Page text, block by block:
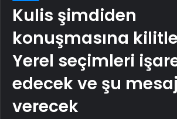
Kulis şimdiden
konuşmasına
Yerel seçimleri
edecek ve şu
verecek